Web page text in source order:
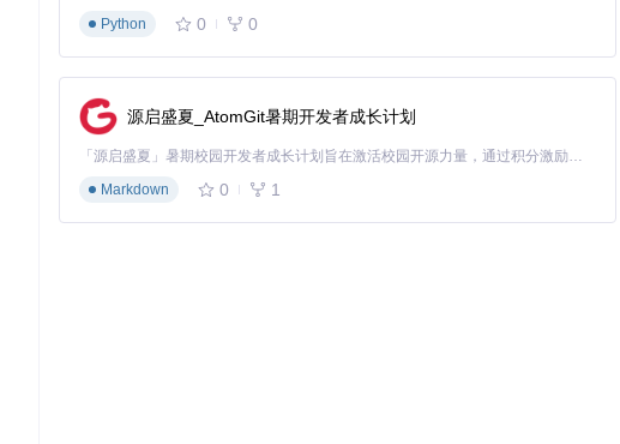
注意事项：在生产环境中使用时，建议添加请求频率限制（如每分钟不
保返回的plist文件符合Apple开发者规范。
🛠️ 技术实现解析
Python
0 0
源启盛夏_AtomGit暑期开发者成长计划
「源启盛夏」暑期校园开发者成长计划旨在激活校园开源力量，通过积分激励、认证扶持、资源倾斜等形式，引导高校组织和开发者完成「入驻 — 建项目 — 做贡献 — 获认证 — 得资源」的完整闭环。无论你是想带领社团入驻平台的组织者，还是希望用代码贡献证明自己的开发者，都能在这里找到属于你的成长路径。
Markdown
0 1